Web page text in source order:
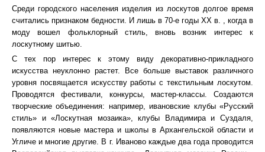
Среди городского населения изделия из лоскутов долгое время
считались признаком бедности. И лишь в 70-е годы XX в. , когда в
моду вошел фольклорный стиль, вновь возник интерес к
лоскутному шитью.
С тех пор интерес к этому виду декоративно-прикладного
искусства неуклонно растет. Все больше выставок различного
уровня посвящается искусству работы с текстильным лоскутом.
Проводятся фестивали, конкурсы, мастер-классы. Создаются
творческие объединения: например, ивановские клубы «Русский
стиль» и «Лоскутная мозаика», клубы Владимира и Суздаля,
появляются новые мастера и школы в Архангельской области и
Угличе и многие другие. В г. Иваново каждые два года проводится